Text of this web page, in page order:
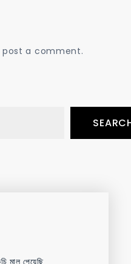
post a comment.